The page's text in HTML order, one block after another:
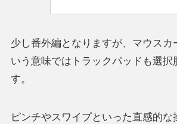
少し番外編となりますが、マウスカ
いう意味ではトラックパッドも選択
す。
ピンチやスワイプといった直感的な